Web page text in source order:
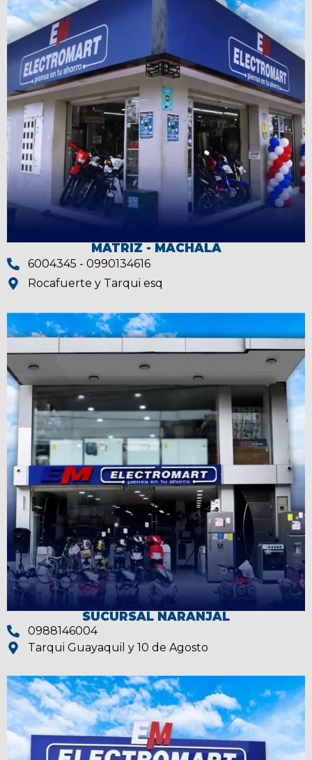
MATRIZ - MACHALA
6004345 - 0990134616
Rocafuerte y Tarqui esq
SUCURSAL NARANJAL
0988146004
Tarqui Guayaquil y 10 de Agosto